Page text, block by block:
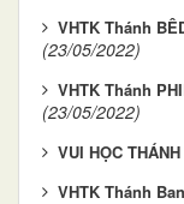
VHTK Thánh
(23/05/2022)
VHTK Thánh
(23/05/2022)
VUI HỌC
VHTK Thánh